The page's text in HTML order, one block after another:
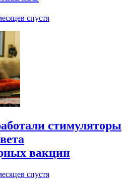
спустя
стимуляторы
вакцин
спустя